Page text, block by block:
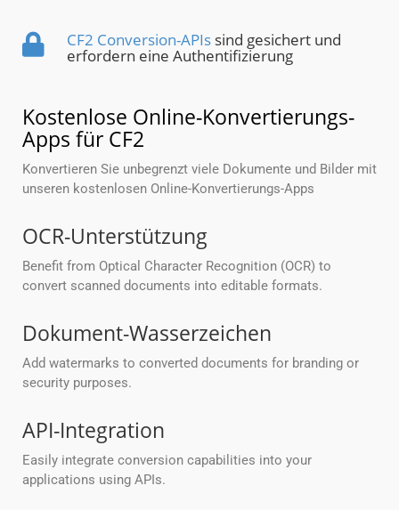
CF2 Conversion-APIs sind gesichert und
erfordern eine Authentifizierung
Kostenlose Online-Konvertierungs-
Apps für CF2
Konvertieren Sie unbegrenzt viele Dokumente und Bilder mit
unseren kostenlosen Online-Konvertierungs-Apps
OCR-Unterstützung
Benefit from Optical Character Recognition (OCR) to
convert scanned documents into editable formats.
Dokument-Wasserzeichen
Add watermarks to converted documents for branding or
security purposes.
API-Integration
Easily integrate conversion capabilities into your
applications using APIs.